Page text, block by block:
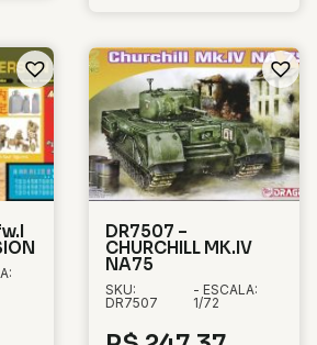
DR7507 –
CHURCHILL MK.IV
NA75
SKU:
DR7507
- ESCALA:
1/72